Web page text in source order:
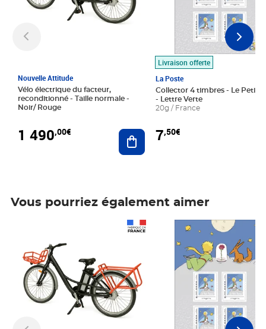
Nouvelle Attitude
Vélo électrique du facteur,
reconditionné - Taille normale -
Noir/ Rouge
1 490,00€ Ajouter au panier
Livraison offerte
La Poste
Collector 4 timbres - Le Petit
- Lettre Verte
20g / France
7,50€
Vous pourriez également aimer
Prix 7,50€